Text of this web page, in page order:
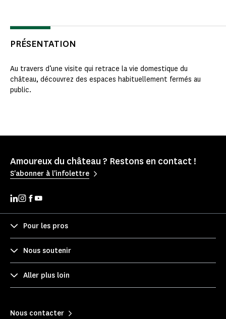
PRÉSENTATION
Au travers d’une visite qui retrace la vie domestique du
château, découvrez des espaces habituellement fermés au
public.
Amoureux du château ? Restons en contact !
S'abonner à l'infolettre
Pour les pros
Nous soutenir
Aller plus loin
Nous contacter